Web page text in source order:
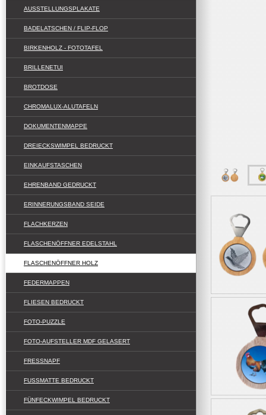
AUSSTELLUNGSPLAKATE
BADELATSCHEN / FLIP-FLOP
BIRKENHOLZ - FOTOTAFEL
BRILLENETUI
BROTDOSE
CHROMALUX-ALUTAFELN
DOKUMENTENMAPPE
DREIECKSWIMPEL BEDRUCKT
EINKAUFSTASCHEN
EHRENBAND GEDRUCKT
ERINNERUNGSBAND SEIDE
FLACHKERZEN
FLASCHENÖFFNER EDELSTAHL
FLASCHENÖFFNER HOLZ
FEDERMAPPEN
FLIESEN BEDRUCKT
FOTO-PUZZLE
FOTO-AUFSTELLER MDF GELASERT
FRESSNAPF
FUSSMATTE BEDRUCKT
FÜNFECKWIMPEL BEDRUCKT